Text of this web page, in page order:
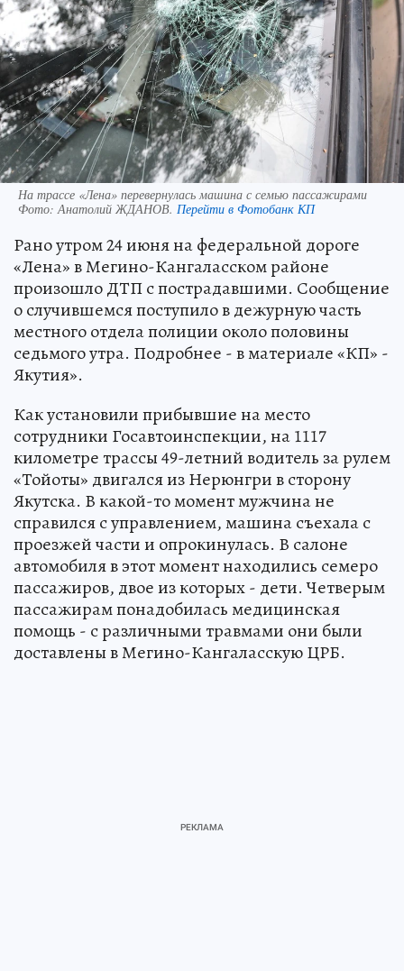
На трассе «Лена» перевернулась машина с семью пассажирами
Фото:Анатолий ЖДАНОВ. Перейти в Фотобанк КП
Рано утром 24 июня на федеральной дороге
«Лена» в Мегино-Кангаласском районе
произошло ДТП с пострадавшими. Сообщение
о случившемся поступило в дежурную часть
местного отдела полиции около половины
седьмого утра. Подробнее - в материале «КП» -
Якутия».
Как установили прибывшие на место
сотрудники Госавтоинспекции, на 1117
километре трассы 49-летний водитель за рулем
«Тойоты» двигался из Нерюнгри в сторону
Якутска. В какой-то момент мужчина не
справился с управлением, машина съехала с
проезжей части и опрокинулась. В салоне
автомобиля в этот момент находились семеро
пассажиров, двое из которых - дети. Четверым
пассажирам понадобилась медицинская
помощь - с различными травмами они были
доставлены в Мегино-Кангаласскую ЦРБ.